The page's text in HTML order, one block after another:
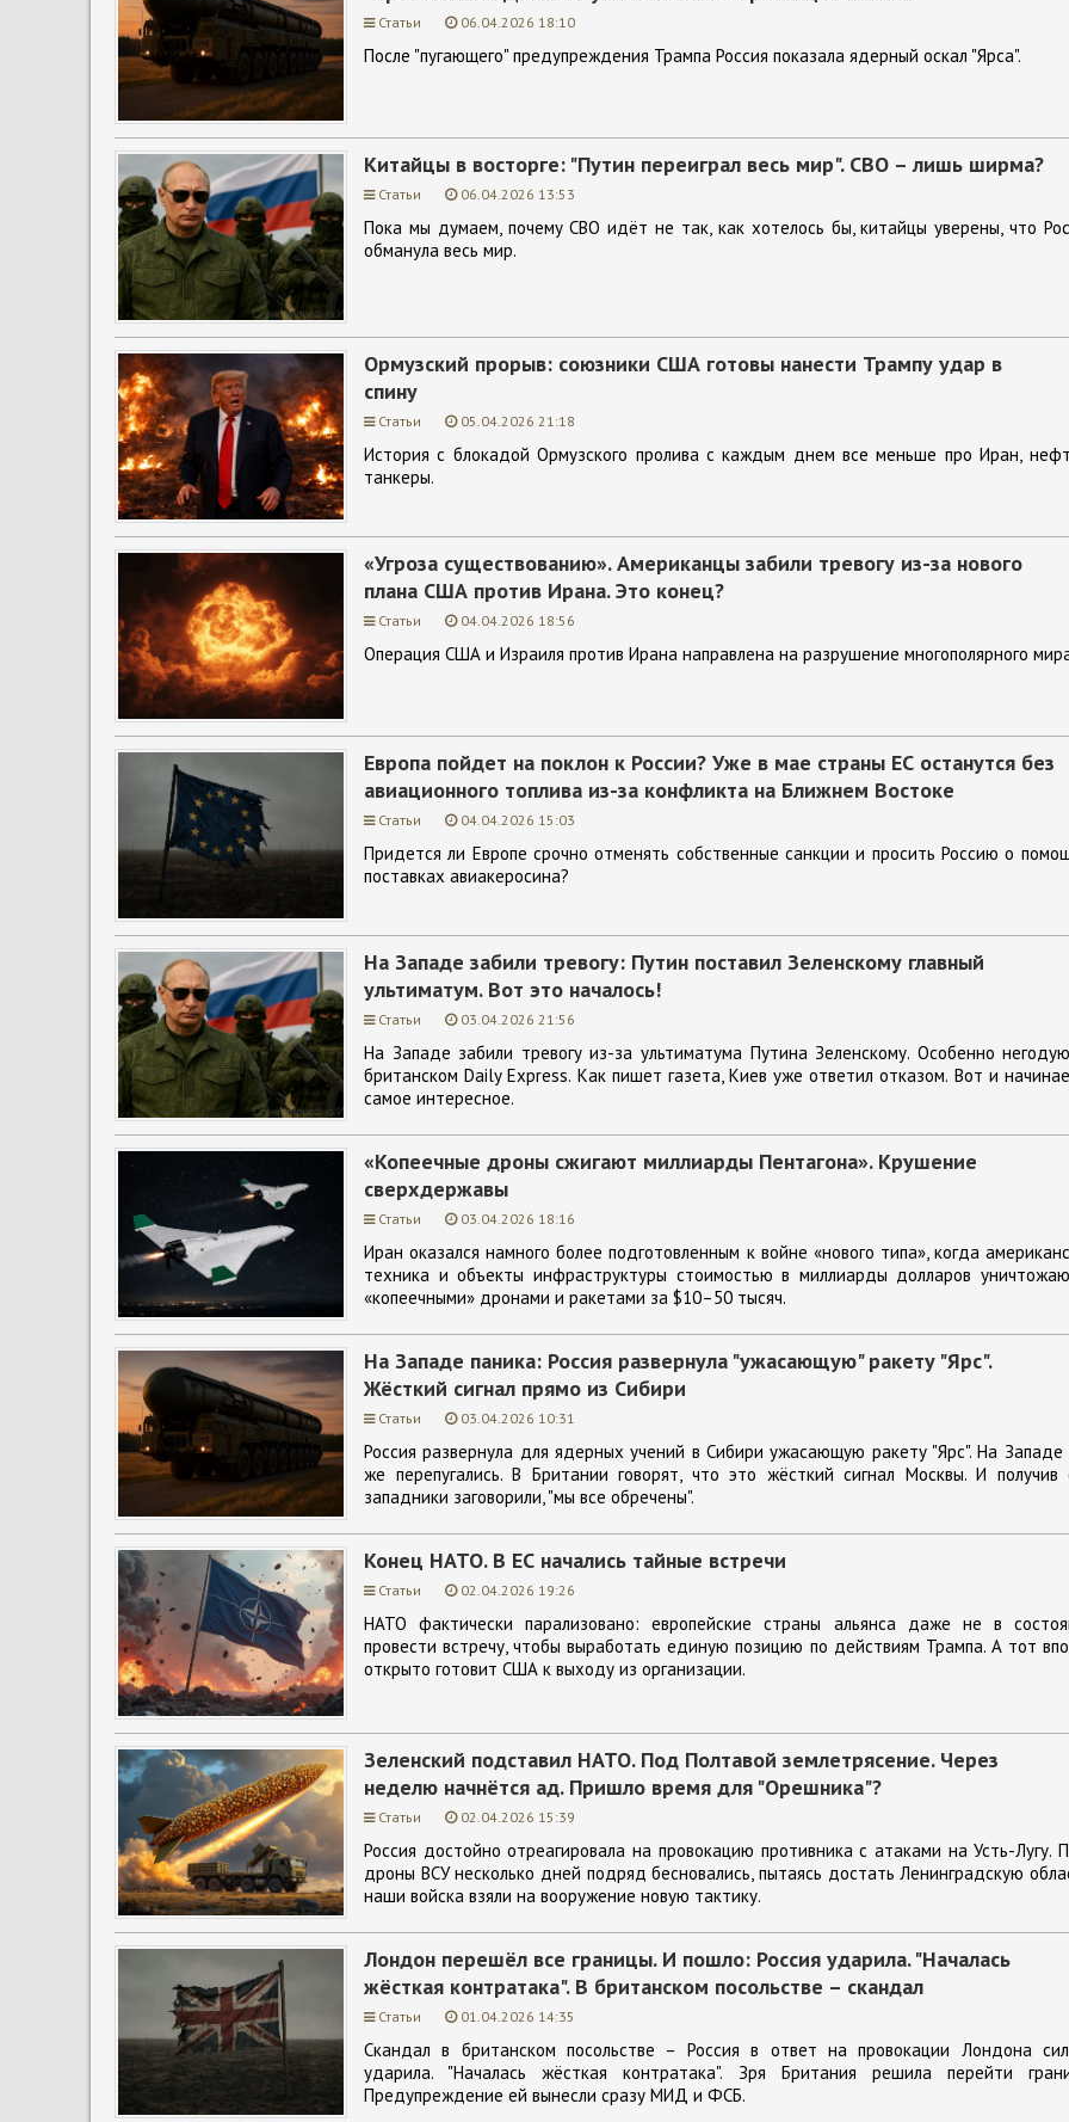
Статьи 06.04.2026 18:10
После "пугающего" предупреждения Трампа Россия показала ядерный оскал "Ярса".
Китайцы в восторге: "Путин переиграл весь мир". СВО – лишь ширма?
Статьи 06.04.2026 13:53
Пока мы думаем, почему СВО идёт не так, как хотелось бы, китайцы уверены, что
обманула весь мир.
Ормузский прорыв: союзники США готовы нанести Трампу удар в
спину
Статьи 05.04.2026 21:18
История с блокадой Ормузского пролива с каждым днем все меньше про Иран,
танкеры.
«Угроза существованию». Американцы забили тревогу из-за нового
плана США против Ирана. Это конец?
Статьи 04.04.2026 18:56
Операция США и Израиля против Ирана направлена на разрушение многополярного
Европа пойдет на поклон к России? Уже в мае страны ЕС останутся без
авиационного топлива из-за конфликта на Ближнем Востоке
Статьи 04.04.2026 15:03
Придется ли Европе срочно отменять собственные санкции и просить Россию о
поставках авиакеросина?
На Западе забили тревогу: Путин поставил Зеленскому главный
ультиматум. Вот это началось!
Статьи 03.04.2026 21:56
На Западе забили тревогу из-за ультиматума Путина Зеленскому. Особенно
британском Daily Express. Как пишет газета, Киев уже ответил отказом. Вот и
самое интересное.
«Копеечные дроны сжигают миллиарды Пентагона». Крушение
сверхдержавы
Статьи 03.04.2026 18:16
Иран оказался намного более подготовленным к войне «нового типа», когда
техника и объекты инфраструктуры стоимостью в миллиарды долларов
«копеечными» дронами и ракетами за $10–50 тысяч.
На Западе паника: Россия развернула "ужасающую" ракету "Ярс".
Жёсткий сигнал прямо из Сибири
Статьи 03.04.2026 10:31
Россия развернула для ядерных учений в Сибири ужасающую ракету "Ярс". На Западе
же перепугались. В Британии говорят, что это жёсткий сигнал Москвы. И получив
западники заговорили, "мы все обречены".
Конец НАТО. В ЕС начались тайные встречи
Статьи 02.04.2026 19:26
НАТО фактически парализовано: европейские страны альянса даже не в
провести встречу, чтобы выработать единую позицию по действиям Трампа. А тот
открыто готовит США к выходу из организации.
Зеленский подставил НАТО. Под Полтавой землетрясение. Через
неделю начнётся ад. Пришло время для "Орешника"?
Статьи 02.04.2026 15:39
Россия достойно отреагировала на провокацию противника с атаками на Усть-Лугу.
дроны ВСУ несколько дней подряд бесновались, пытаясь достать Ленинградскую
наши войска взяли на вооружение новую тактику.
Лондон перешёл все границы. И пошло: Россия ударила. "Началась
жёсткая контратака". В британском посольстве – скандал
Статьи 01.04.2026 14:35
Скандал в британском посольстве – Россия в ответ на провокации Лондона
ударила. "Началась жёсткая контратака". Зря Британия решила перейти
Предупреждение ей вынесли сразу МИД и ФСБ.